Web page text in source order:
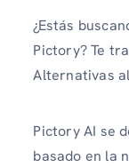
¿Estás
Pictory? Te
Alternativas
Pictory AI se
basado en la